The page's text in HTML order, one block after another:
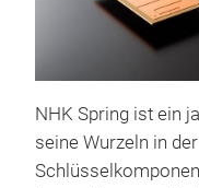
NHK Spring ist ein
seine Wurzeln in